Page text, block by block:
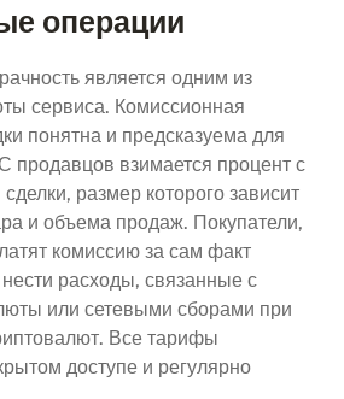
операции
является одним из
сервиса. Комиссионная
понятна и предсказуема для
продавцов взимается процент с
размер которого зависит
и объема продаж. Покупатели,
комиссию за сам факт
нести расходы, связанные с
или сетевыми сборами при
Все тарифы
доступе и регулярно